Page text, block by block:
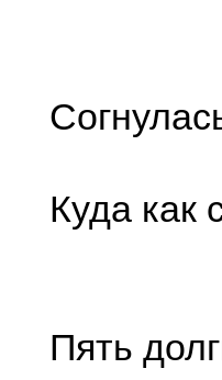
Куда как
Пять